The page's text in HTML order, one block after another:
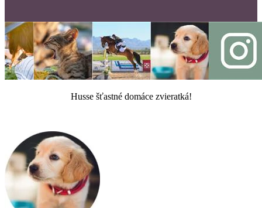
Husse šťastné domáce zvieratká!